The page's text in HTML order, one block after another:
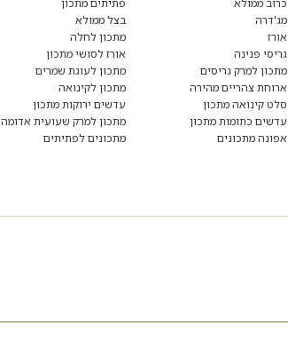
כרוב ממולא
מג'דרה
אורז
גריסי פנינה
מתכון למרק גריסים
ארוחת צהריים מהירה
סלט קינואה מתכון
עדשים כתומות מתכון
אפונה מתכונים
פתיתים מתכון
בצל ממולא
מתכון לחלה
אורז לסושי מתכון
מתכון לעוגת שמרים
מתכון לקינואה
עדשים ירוקות מתכון
מתכון למרק שעועית אדומה
מתכונים לפתיתים